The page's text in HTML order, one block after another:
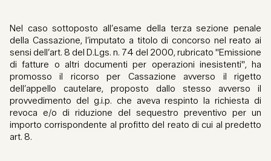
Nel caso sottoposto all’esame della terza sezione penale
della Cassazione, l’imputato a titolo di concorso nel reato ai
sensi dell’art. 8 del D.Lgs. n. 74 del 2000, rubricato "Emissione
di fatture o altri documenti per operazioni inesistenti", ha
promosso il ricorso per Cassazione avverso il rigetto
dell’appello cautelare, proposto dallo stesso avverso il
provvedimento del g.i.p. che aveva respinto la richiesta di
revoca e/o di riduzione del sequestro preventivo per un
importo corrispondente al profitto del reato di cui al predetto
art. 8.